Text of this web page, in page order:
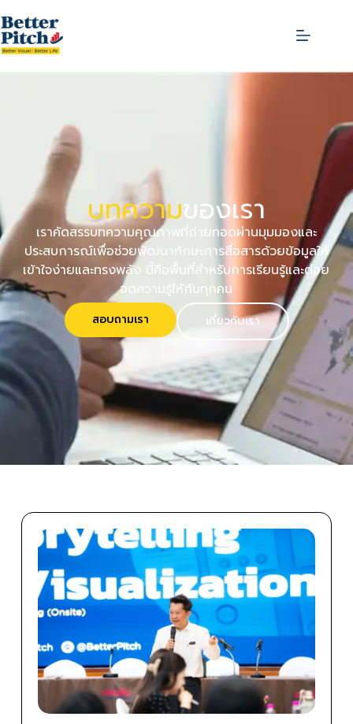
บทความของเรา
เราคัดสรรบทความคุณภาพที่ถ่ายทอดผ่านมุมมองและ
ประสบการณ์เพื่อช่วยพัฒนาทักษะการสื่อสารด้วยข้อมูลให้
เข้าใจง่ายและทรงพลัง นี้คือพื้นที่สำหรับการเรียนรู้และต่อย
อดความรู้ให้กับทุกคน
สอบถามเรา เกี่ยวกับเรา